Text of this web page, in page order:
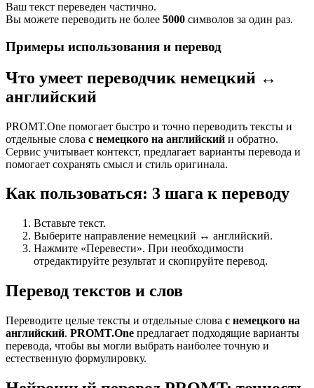
Ваш текст переведен частично.
Вы можете переводить не более 5000 символов за один раз.
Примеры использования и перевод
Что умеет переводчик немецкий ↔
английский
PROMT.One помогает быстро и точно переводить тексты и
отдельные слова с немецкого на английский и обратно.
Сервис учитывает контекст, предлагает варианты перевода и
помогает сохранять смысл и стиль оригинала.
Как пользоваться: 3 шага к переводу
Вставьте текст.
Выберите направление немецкий ↔ английский.
Нажмите «Перевести». При необходимости
отредактируйте результат и скопируйте перевод.
Перевод текстов и слов
Переводите целые тексты и отдельные слова с немецкого на
английский. PROMT.One предлагает подходящие варианты
перевода, чтобы вы могли выбрать наиболее точную и
естественную формулировку.